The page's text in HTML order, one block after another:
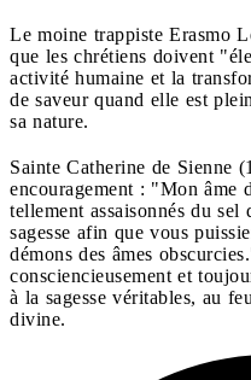
Le moine trappiste Erasmo
que les chrétiens doivent
activité humaine et la
de saveur quand elle est
sa nature.
Sainte Catherine de Sienne
encouragement : "Mon âme
tellement assaisonnés du sel
sagesse afin que vous
démons des âmes
consciencieusement et
à la sagesse véritables, au
divine.